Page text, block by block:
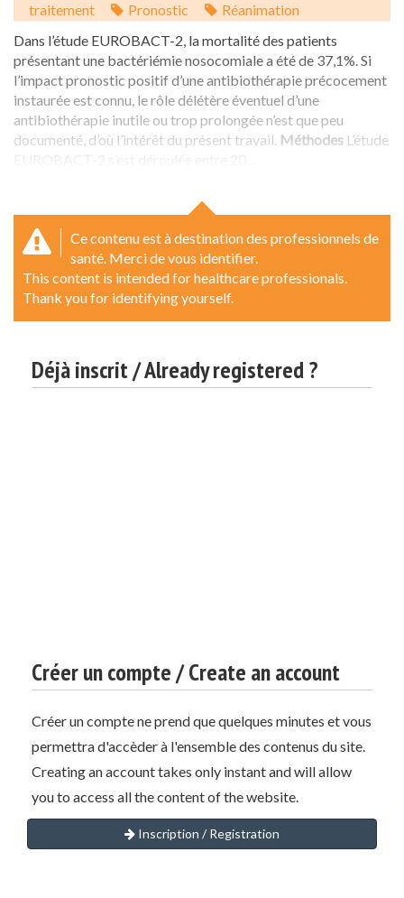
traitement
Pronostic
Réanimation
Dans l’étude EUROBACT-2, la mortalité des patients
présentant une bactériémie nosocomiale a été de 37,1%. Si
l’impact pronostic positif d’une antibiothérapie précocement
instaurée est connu, le rôle délétère éventuel d’une
antibiothérapie inutile ou trop prolongée n’est que peu
documenté, d’où l’intérêt du présent travail. Méthodes L’étude
Ce contenu est à destination des professionnels de
santé. Merci de vous identifier.
This content is intended for healthcare professionals.
Thank you for identifying yourself.
Déjà inscrit / Already registered ?
Créer un compte / Create an account
Créer un compte ne prend que quelques minutes et vous
permettra d'accèder à l'ensemble des contenus du site.
Creating an account takes only instant and will allow
you to access all the content of the website.
Inscription / Registration